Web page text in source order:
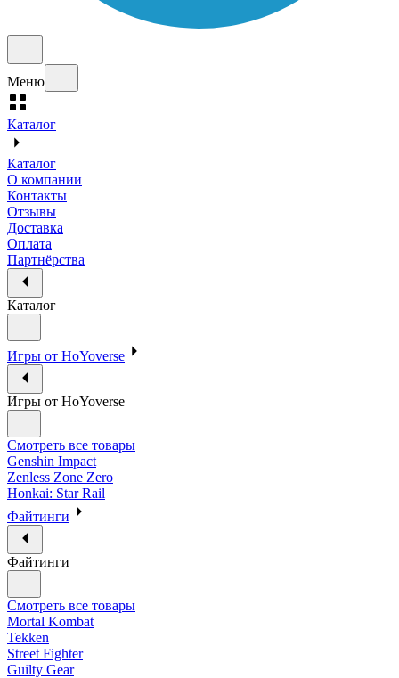
Меню
Каталог
Каталог
О компании
Контакты
Отзывы
Доставка
Оплата
Партнёрства
Каталог
Игры от HoYoverse
Игры от HoYoverse
Смотреть все товары
Genshin Impact
Zenless Zone Zero
Honkai: Star Rail
Файтинги
Файтинги
Смотреть все товары
Mortal Kombat
Tekken
Street Fighter
Guilty Gear